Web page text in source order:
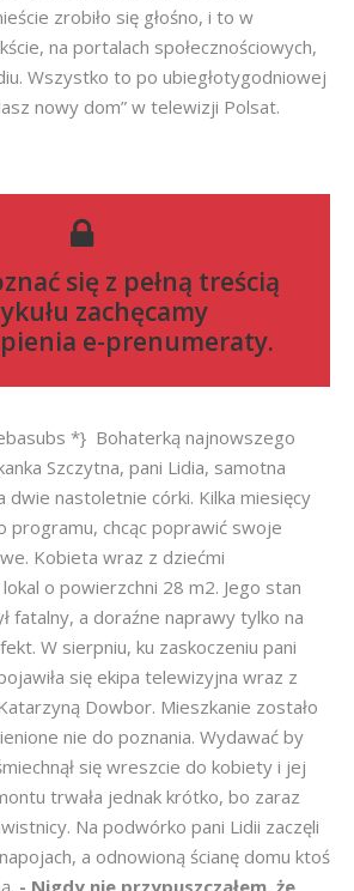
zrobiło się głośno, i to w
na portalach społecznościowych,
Wszystko to po ubiegłotygodniowej
nowy dom” w telewizji Polsat.
się z pełną treścią
zachęcamy
e-prenumeraty.
*} Bohaterką najnowszego
Szczytna, pani Lidia, samotna
dwie nastoletnie córki. Kilka miesięcy
programu, chcąc poprawić swoje
Kobieta wraz z dziećmi
o powierzchni 28 m2. Jego stan
fatalny, a doraźne naprawy tylko na
W sierpniu, ku zaskoczeniu pani
się ekipa telewizyjna wraz z
Dowbor. Mieszkanie zostało
nie do poznania. Wydawać by
się wreszcie do kobiety i jej
trwała jednak krótko, bo zaraz
Na podwórko pani Lidii zaczęli
a odnowioną ścianę domu ktoś
- Nigdy nie przypuszczałem, że